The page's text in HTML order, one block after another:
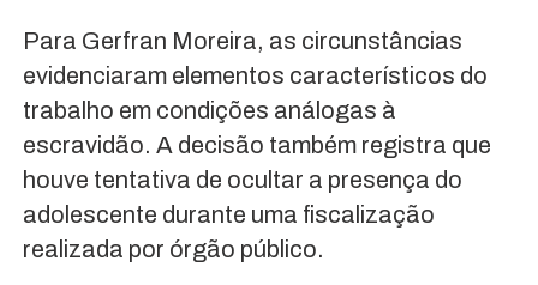
Para Gerfran Moreira, as circunstâncias
evidenciaram elementos característicos do
trabalho em condições análogas à
escravidão. A decisão também registra que
houve tentativa de ocultar a presença do
adolescente durante uma fiscalização
realizada por órgão público.